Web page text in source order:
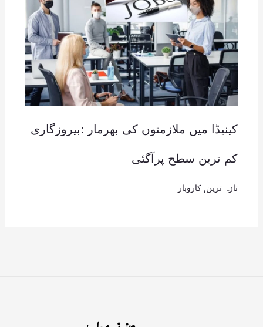
کینیڈا میں ملازمتوں کی بھرمار :بیروزگاری
کم ترین سطح پرآگئی
تازہ ترین کاروبار